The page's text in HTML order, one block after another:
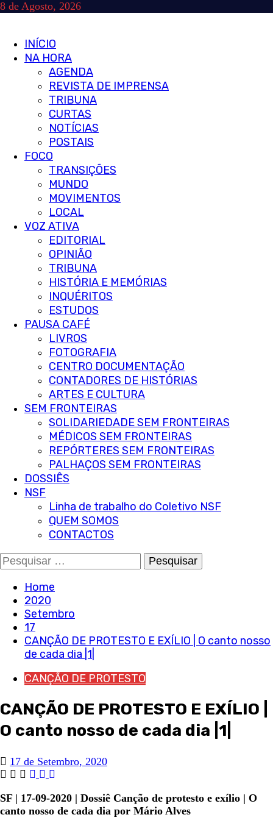
Skip
8 de Agosto, 2026
Primary
Menu
INÍCIO
NA HORA
AGENDA
REVISTA DE IMPRENSA
TRIBUNA
CURTAS
NOTÍCIAS
POSTAIS
FOCO
TRANSIÇÕES
MUNDO
MOVIMENTOS
LOCAL
VOZ ATIVA
EDITORIAL
OPINIÃO
TRIBUNA
HISTÓRIA E MEMÓRIAS
INQUÉRITOS
ESTUDOS
PAUSA CAFÉ
LIVROS
FOTOGRAFIA
CENTRO DOCUMENTAÇÃO
CONTADORES DE HISTÓRIAS
ARTES E CULTURA
SEM FRONTEIRAS
SOLIDARIEDADE SEM FRONTEIRAS
MÉDICOS SEM FRONTEIRAS
REPÓRTERES SEM FRONTEIRAS
PALHAÇOS SEM FRONTEIRAS
DOSSIÊS
NSF
Linha de trabalho do Coletivo NSF
QUEM SOMOS
CONTACTOS
Pesquisar
por:
Home
2020
Setembro
17
CANÇÃO DE PROTESTO E EXÍLIO | O canto nosso
de cada dia |1|
CANÇÃO DE PROTESTO
CANÇÃO DE PROTESTO E EXÍLIO |
O canto nosso de cada dia |1|
17 de Setembro, 2020
SF | 17-09-2020 | Dossiê Canção de protesto e exílio | O
canto nosso de cada dia por Mário Alves